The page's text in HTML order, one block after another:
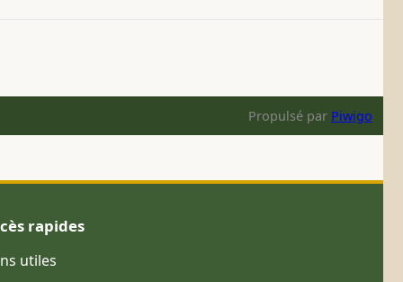
Propulsé par Piwigo
rapides
utiles